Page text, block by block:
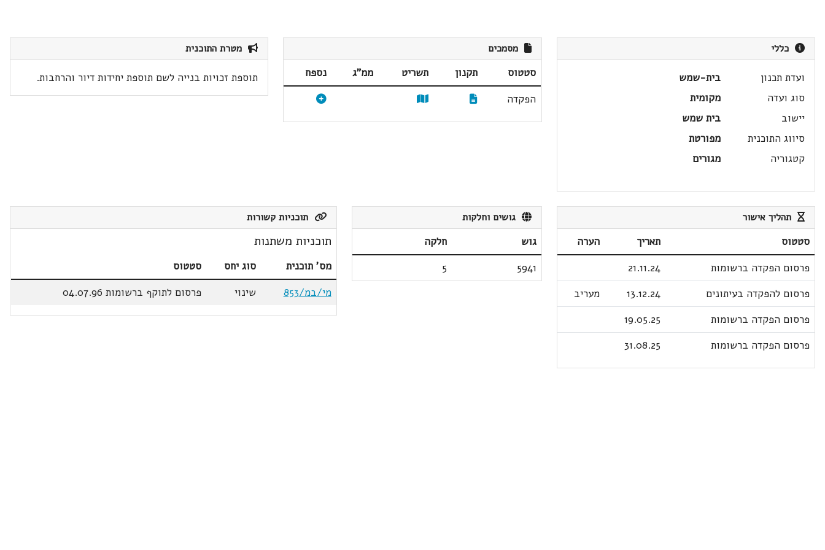
כללי
ועדת תכנון
בית-שמש
סוג ועדה
מקומית
יישוב
בית שמש
סיווג התוכנית
מפורטת
קטגוריה
מגורים
מסמכים
סטטוס תקנון תשריט ממ"ג
נספח
הפקדה
מטרת התוכנית
תוספת זכויות בנייה לשם תוספת יחידות דיור והרחבות.
תהליך אישור
סטטוס תאריך
הערה
פרסום הפקדה ברשומות
21.11.24
פרסום להפקדה בעיתונים
13.12.24
מעריב
פרסום הפקדה ברשומות
19.05.25
פרסום הפקדה ברשומות
31.08.25
גושים וחלקות
גוש
חלקה
5941
5
תוכניות קשורות
תוכניות משתנות
מס' תוכנית סוג יחס
סטטוס
מי/במ/853
שינוי פרסום לתוקף ברשומות 04.07.96